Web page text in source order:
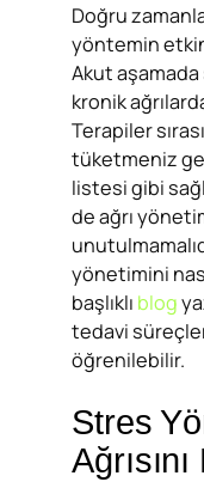
Doğru
yöntemin
Akut
kronik
Terapiler
tüketmeniz
listesi gibi
de ağrı
yönetimini
başlıklı blog
tedavi
öğrenilebilir.
Stres